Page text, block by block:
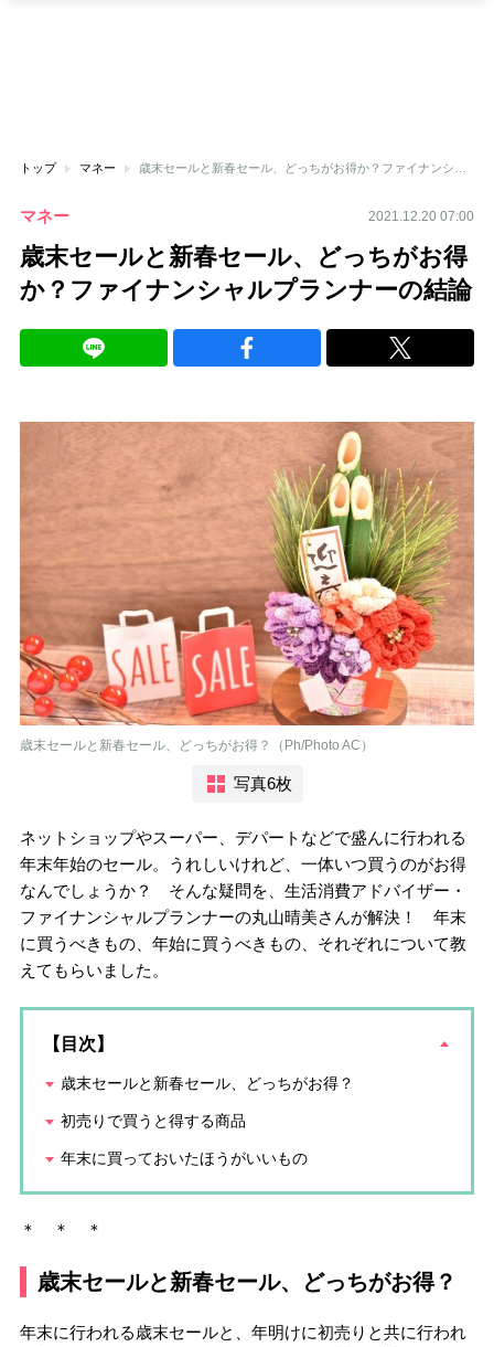
トップ マネー
マネー 2021.12.20 07:00
歳末セールと新春セール、どっちがお得
か？ファイナンシャルプランナーの結論
歳末セールと新春セール、どっちがお得？（Ph/Photo AC）
写真6枚
ネットショップやスーパー、デパートなどで盛んに行われる
年末年始のセール。うれしいけれど、一体いつ買うのがお得
なんでしょうか？ そんな疑問を、生活消費アドバイザー・
ファイナンシャルプランナーの丸山晴美さんが解決！ 年末
に買うべきもの、年始に買うべきもの、それぞれについて教
えてもらいました。
【目次】
歳末セールと新春セール、どっちがお得？
初売りで買うと得する商品
年末に買っておいたほうがいいもの
＊ ＊ ＊
歳末セールと新春セール、どっちがお得？
年末に行われる歳末セールと、年明けに初売りと共に行われ